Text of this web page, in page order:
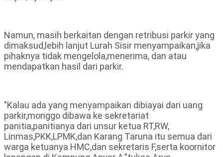
Namun, masih berkaitan dengan retribusi parkir yang
dimaksud,lebih lanjut Lurah Sisir menyampaikan,jika
pihaknya tidak mengelola,menerima, dan atau
mendapatkan hasil dari parkir.
"Kalau ada yang menyampaikan dibiayai dari uang
parkir,monggo dibawa ke sekretariat
panitia,panitianya dari unsur ketua RT,RW,
Linmas,PKK,LPMK,dan Karang Taruna itu semua dari
warga ketuanya HMC,dan sekretaris F,serta koornitor